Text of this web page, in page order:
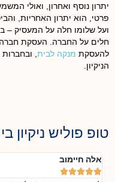
יתרון נוסף ואחרון, ואולי
פרטי, הוא יתרון האחריות,
ועל שלומו חלה על המעסיק –
חלים על החברה. העסקת חברה
להעסקת מנקה לבית, ובחברות
הניקיון.
טופ פוליש ניקיון
אלה חיימוב




